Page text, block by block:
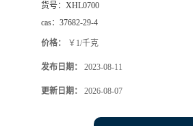
货号： XHL0700
cas： 37682-29-4
价格： ￥1/千克
发布日期： 2023-08-11
更新日期： 2026-08-07